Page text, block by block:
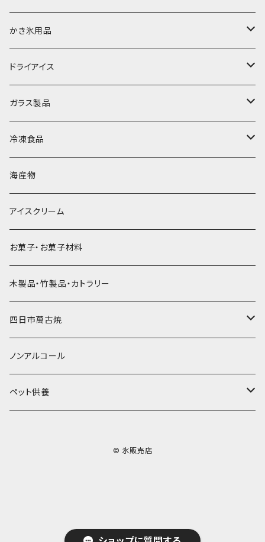
富士天然水の氷
丸氷
直径70mm
直径65mm
角氷
砕氷
氷河の氷
氷アイテム
かき氷用品
かき氷シロップ
無果汁1.8Lパック
無果汁1Lパック
無添加瓶シロップ
かき氷機・かき氷器
かき氷カップ
発泡スチロール無地-使い捨て
発泡スチロールプリント柄
かき氷スプーン・スプーンストロー
プラスチック・スプーン
プラスチック・スプーンストロー
コンデンスミルク・練乳・あんこ
かき氷セット
その他かき氷用品
ドライアイス
ドライアイス3ｋｇ
ドライアイス4ｋｇ
ドライアイス5ｋｇ
ドライアイス8ｋｇ
ドライアイス10ｋｇ
ドライアイス15ｋｇ
ドライアイス20ｋｇ
ドライアイス25ｋｇ
ガラス製品
オンザロック・グラス
ビール・グラス
タンブラー
かき氷器
冷凍食品
肉まん・あんまん
パスタ・スパゲッティ
惣菜
海産物
アイスクリーム
お菓子・お菓子材料
木製品・竹製品・カトラリー
四日市萬古焼
土鍋・土釜
一般土鍋
皿・椀・丼・小物
ノンアルコール
ペット供養
葬祭用ドライアイス
© 氷販売店